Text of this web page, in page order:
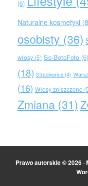
(6)
Naturalne kosmetyki
osobisty (36)
włosy(5) So-BotoFoto(6)
(18) Stradivarius(4)
(16) Włosy zniszczone
Zmiana (31)
Prawo autorskie © 2026 ·